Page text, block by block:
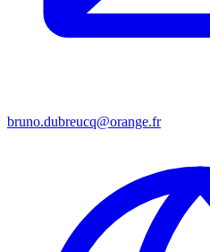
bruno.dubreucq@orange.fr